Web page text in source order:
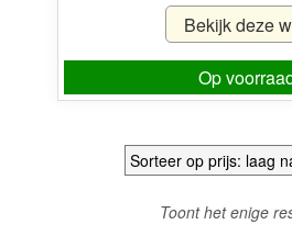
Bekijk deze
Op
Toont het enige